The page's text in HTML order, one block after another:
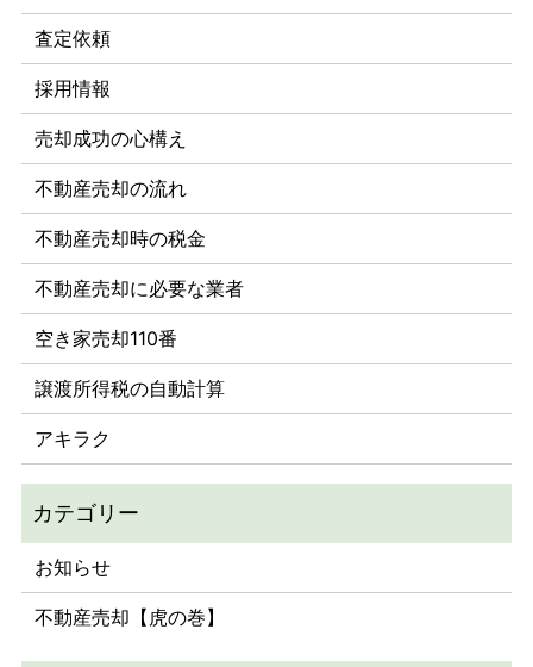
査定依頼
採用情報
売却成功の心構え
不動産売却の流れ
不動産売却時の税金
不動産売却に必要な業者
空き家売却110番
譲渡所得税の自動計算
アキラク
お知らせ
不動産売却【虎の巻】